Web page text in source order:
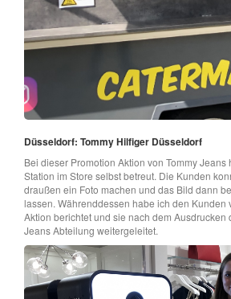
Düsseldorf: Tommy Hilfiger Düsseldorf
Bei dieser Promotion Aktion von Tommy
Station im Store selbst betreut. Die Kunden
draußen ein Foto machen und das Bild dann
lassen. Währenddessen habe ich den Kunden
Aktion berichtet und sie nach dem Ausdrucken
Jeans Abteilung weitergeleitet.